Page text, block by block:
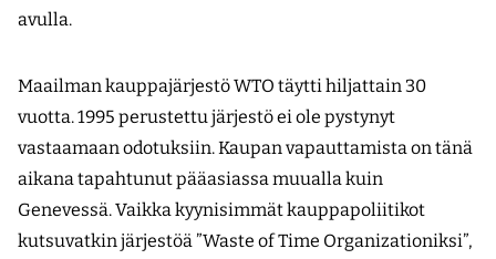
avulla.
Maailman kauppajärjestö WTO täytti hiljattain 30
vuotta. 1995 perustettu järjestö ei ole pystynyt
vastaamaan odotuksiin. Kaupan vapauttamista on tänä
aikana tapahtunut pääasiassa muualla kuin
Genevessä. Vaikka kyynisimmät kauppapoliitikot
kutsuvatkin järjestöä ”Waste of Time Organizationiksi”,